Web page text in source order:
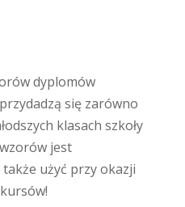
dyplomów
się zarówno
klasach szkoły
jest
użyć przy okazji